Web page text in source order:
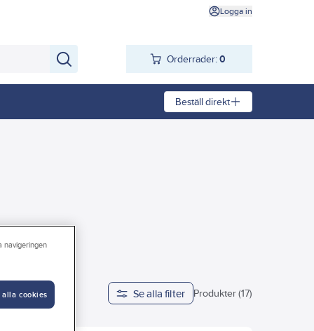
Logga in
Orderrader: 0
Beställ direkt
Höjd Se alla filter Produkter (17)
navigeringen
alla cookies